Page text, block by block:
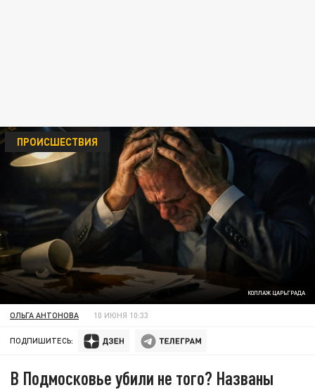
КОЛЛАЖ ЦАРЬГРАДА
ПРОИСШЕСТВИЯ
ОЛЬГА АНТОНОВА 10 ИЮНЯ 10:33
ПОДПИШИТЕСЬ:
В Подмосковье убили не того? Названы